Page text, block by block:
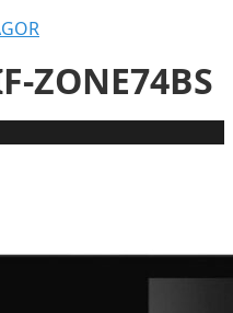
ZONE74BS